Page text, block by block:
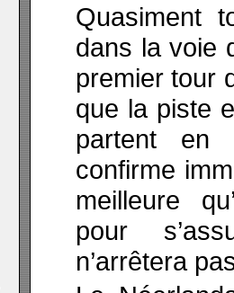
Quasiment
dans la voie
premier tour
que la piste
partent en
confirme
meilleure
pour
n’arrêtera